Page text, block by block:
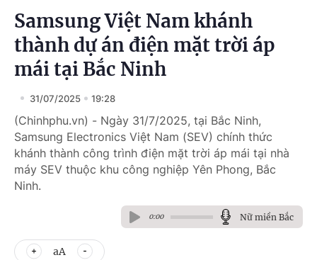
Samsung Việt Nam khánh
thành dự án điện mặt trời áp
mái tại Bắc Ninh
31/07/2025 19:28
(Chinhphu.vn) - Ngày 31/7/2025, tại Bắc Ninh,
Samsung Electronics Việt Nam (SEV) chính thức
khánh thành công trình điện mặt trời áp mái tại nhà
máy SEV thuộc khu công nghiệp Yên Phong, Bắc
Ninh.
0:00 Nữ miền Bắc
aA